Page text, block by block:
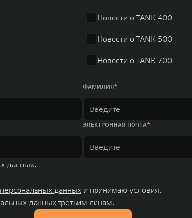
Китае, Японии, США, Германии, Индии, Австрии и
Новости о TANK 400
Новости о TANK 500
Новости о TANK 700
ФАМИЛИЯ
ЭЛЕКТРОННАЯ ПОЧТА
данных.
данных и принимаю условия.
данных третьим лицам.